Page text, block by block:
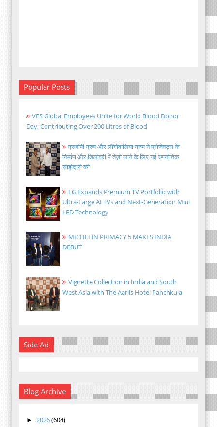
Popular Posts
VFS Global Employees Unite for World Blood Donor
Day, Contributing Over 200 Litres of Blood
एसबीपी ग्रुप और लौंगोवालिया ग्रुप ने प्रोजेक्ट्स के
निर्माण और डिलीवरी में तेज़ी लाने के लिए नई रणनीतिक
साझेदारी की
LG Expands Premium TV Portfolio with
Ultra-Large AI TVs and Next-Generation Mini
LED Technology
MICHELIN PRIMACY 5 MAKES INDIA
DEBUT
Vignette Collection in India and South
West Asia with The Aarlis Hotel Panchkula
Side Ad
Blog Archive
► 2026(604)